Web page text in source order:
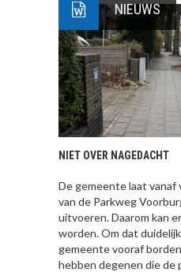
NIEUWS
NIET OVER NAGEDACHT
De gemeente laat vanaf
van de Parkweg
uitvoeren. Daarom kan
worden. Om dat
gemeente vooraf
hebben degenen die de